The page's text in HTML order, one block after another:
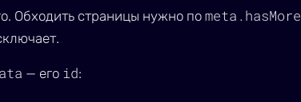
Обходить страницы нужно по meta.hasMore
— его id: